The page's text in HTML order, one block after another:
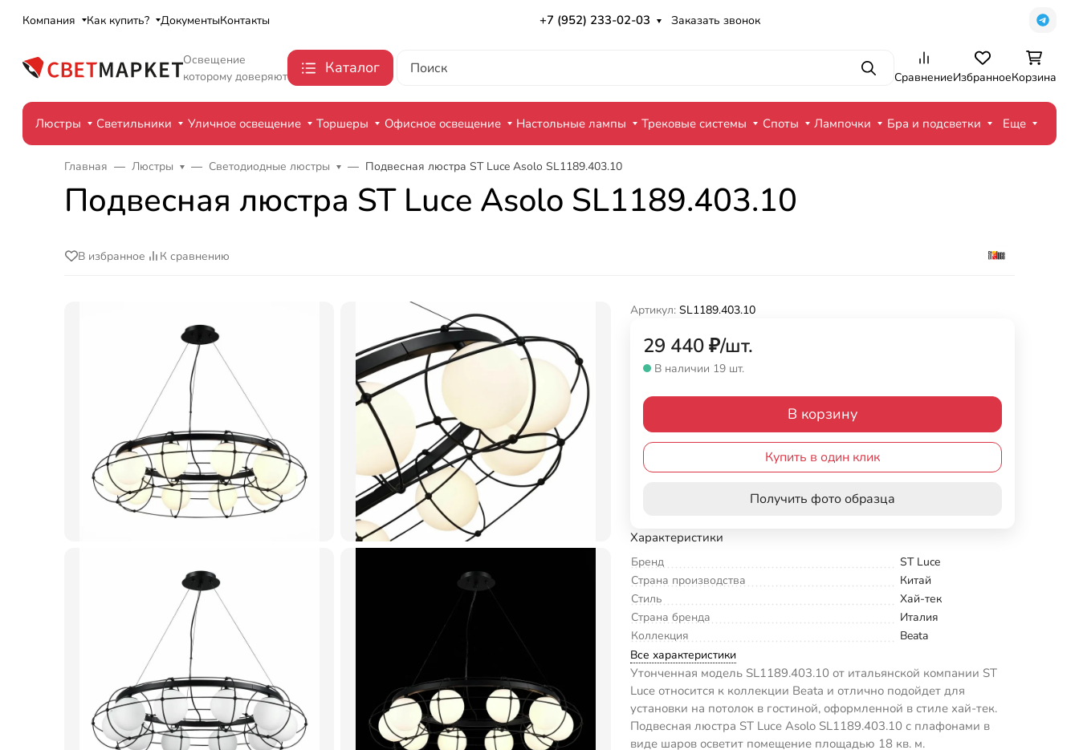
Компания Как купить? ДокументыКонтакты +7 (952) 233-02-03 Заказать звонок
Освещение
которому доверяют
Каталог ПоискСравнениеИзбранноеКорзина
Люстры Светильники Уличное освещение Торшеры Офисное освещение Настольные лампы Трековые системы Споты Лампочки Бра и подсветки Еще
Главная Люстры Светодиодные люстры Подвесная люстра ST Luce Asolo SL1189.403.10
Подвесная люстра ST Luce Asolo SL1189.403.10
В избранное К сравнению
Артикул: SL1189.403.10
29 440₽/шт.
В наличии 19 шт.
В корзину
Купить в один клик
Получить фото образца
Характеристики
Бренд
ST Luce
Страна производства
Китай
Стиль
Хай-тек
Страна бренда
Италия
Коллекция
Beata
Все характеристики
Утонченная модель SL1189.403.10 от итальянской компании ST
Luce относится к коллекции Beata и отлично подойдет для
установки на потолок в гостиной, оформленной в стиле хай-тек.
Подвесная люстра ST Luce Asolo SL1189.403.10 с плафонами в
виде шаров осветит помещение площадью 18 кв. м.